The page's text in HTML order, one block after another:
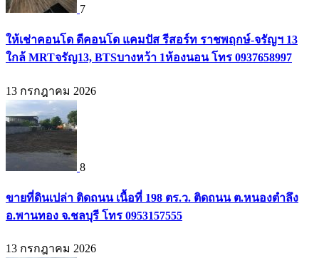
7
ให้เช่าคอนโด ดีคอนโด แคมปัส รีสอร์ท ราชพฤกษ์-จรัญฯ 13
ใกล้ MRTจรัญ13, BTSบางหว้า 1ห้องนอน โทร 0937658997
13 กรกฎาคม 2026
8
ขายที่ดินเปล่า ติดถนน เนื้อที่ 198 ตร.ว. ติดถนน ต.หนองตำลึง
อ.พานทอง จ.ชลบุรี โทร 0953157555
13 กรกฎาคม 2026